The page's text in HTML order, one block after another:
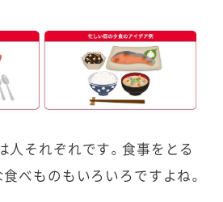
人それぞれです。食事をとる
べものもいろいろですよね。